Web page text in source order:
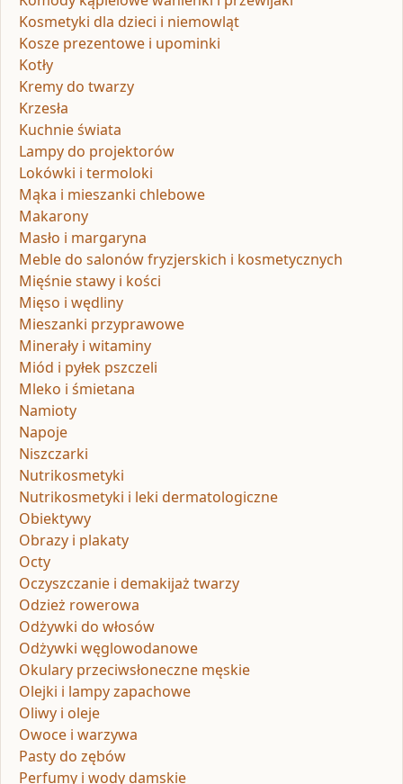
Kosmetyki dla dzieci i niemowląt
Kosze prezentowe i upominki
Kotły
Kremy do twarzy
Krzesła
Kuchnie świata
Lampy do projektorów
Lokówki i termoloki
Mąka i mieszanki chlebowe
Makarony
Masło i margaryna
Meble do salonów fryzjerskich i kosmetycznych
Mięśnie stawy i kości
Mięso i wędliny
Mieszanki przyprawowe
Minerały i witaminy
Miód i pyłek pszczeli
Mleko i śmietana
Namioty
Napoje
Niszczarki
Nutrikosmetyki
Nutrikosmetyki i leki dermatologiczne
Obiektywy
Obrazy i plakaty
Octy
Oczyszczanie i demakijaż twarzy
Odzież rowerowa
Odżywki do włosów
Odżywki węglowodanowe
Okulary przeciwsłoneczne męskie
Olejki i lampy zapachowe
Oliwy i oleje
Owoce i warzywa
Pasty do zębów
Perfumy i wody damskie